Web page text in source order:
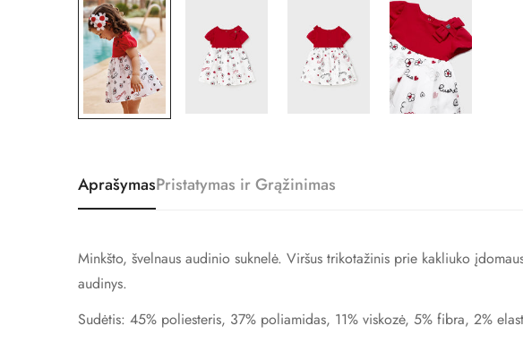
AprašymasPristatymas ir Grąžinimas
Minkšto, švelnaus audinio suknelė. Viršus trikotažinis prie kakliuko
audinys.
Sudėtis: 45% poliesteris, 37% poliamidas, 11% viskozė, 5% fibra, 2%